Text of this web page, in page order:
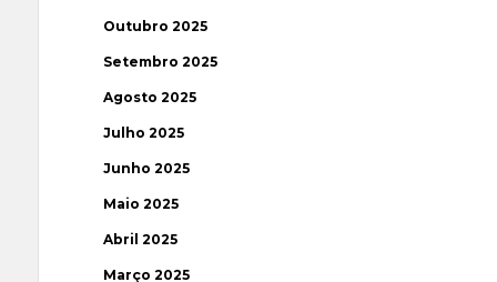
Outubro 2025
Setembro 2025
Agosto 2025
Julho 2025
Junho 2025
Maio 2025
Abril 2025
Março 2025